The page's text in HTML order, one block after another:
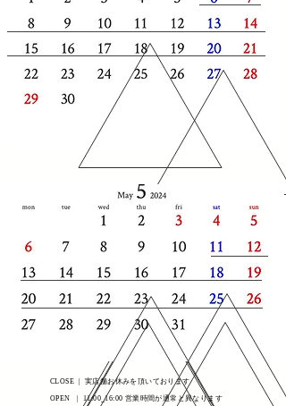
CLOSE | 実店舗お休みを頂いております
OPEN | 11:00_16:00 営業時間が通常と異なります